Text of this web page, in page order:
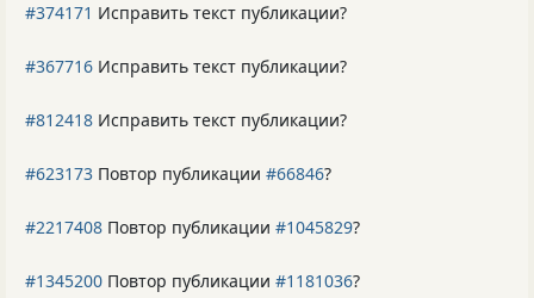
#374171 Исправить текст публикации?
#367716 Исправить текст публикации?
#812418 Исправить текст публикации?
#623173 Повтор публикации #66846?
#2217408 Повтор публикации #1045829?
#1345200 Повтор публикации #1181036?